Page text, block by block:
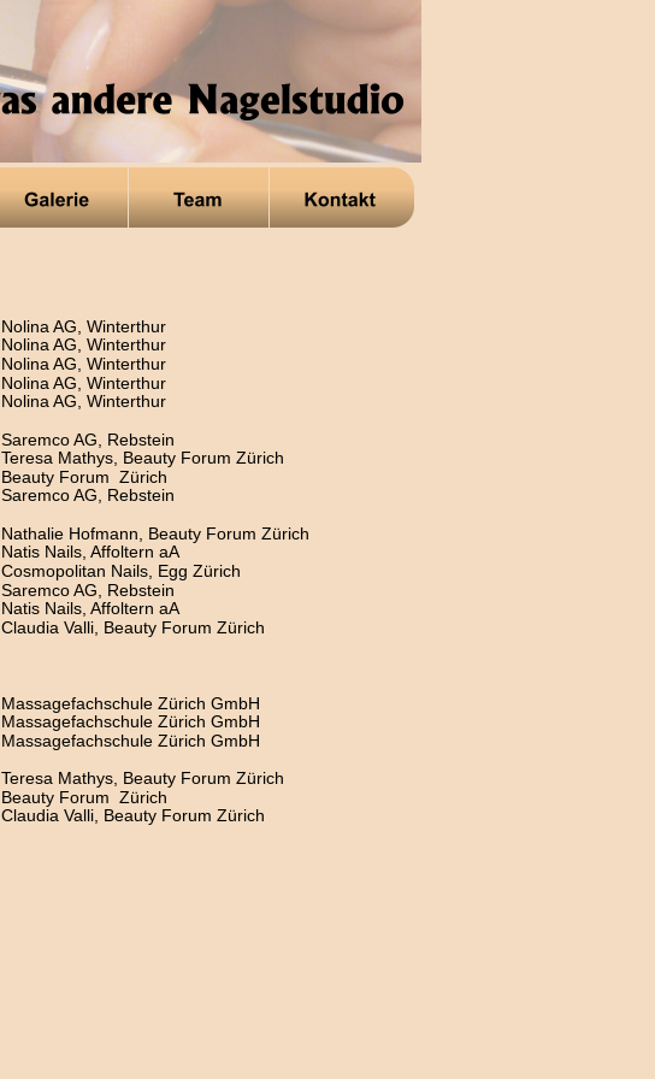
Nolina AG, Winterthur
Nolina AG, Winterthur
Nolina AG, Winterthur
Nolina AG, Winterthur
Nolina AG, Winterthur
Saremco AG, Rebstein
Teresa Mathys, Beauty Forum Zürich
Beauty Forum  Zürich
Saremco AG, Rebstein
Nathalie Hofmann, Beauty Forum Zürich
Natis Nails, Affoltern aA
Cosmopolitan Nails, Egg Zürich
Saremco AG, Rebstein
Natis Nails, Affoltern aA
Claudia Valli, Beauty Forum Zürich
Massagefachschule Zürich GmbH
Massagefachschule Zürich GmbH
Massagefachschule Zürich GmbH
Teresa Mathys, Beauty Forum Zürich
Beauty Forum  Zürich
Claudia Valli, Beauty Forum Zürich